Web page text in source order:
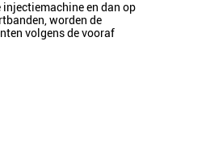
en dan op
worden de
volgens de vooraf